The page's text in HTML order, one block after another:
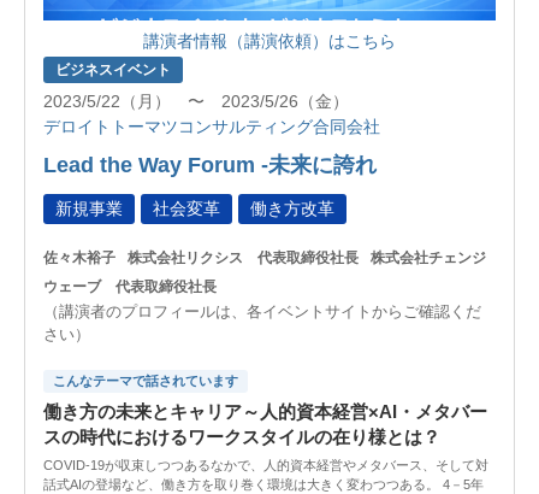
講演者情報（講演依頼）はこちら
ビジネスイベント
2023/5/22（月） 〜 2023/5/26（金）
デロイトトーマツコンサルティング合同会社
Lead the Way Forum -未来に誇れ
新規事業 社会変革 働き方改革
佐々木裕子 株式会社リクシス 代表取締役社長
株式会社チェンジ
ウェーブ 代表取締役社長
（講演者のプロフィールは、各イベントサイトからご確認くだ
さい）
こんなテーマで話されています
働き方の未来とキャリア～人的資本経営×AI・メタバー
スの時代におけるワークスタイルの在り様とは？
COVID-19が収束しつつあるなかで、人的資本経営やメタバース、そして対
話式AIの登場など、働き方を取り巻く環境は大きく変わつつある。 4－5年